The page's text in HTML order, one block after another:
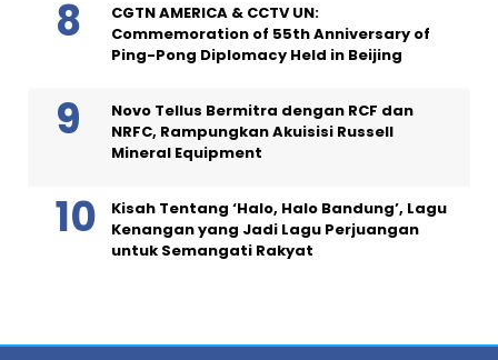
CGTN AMERICA & CCTV UN:
Commemoration of 55th Anniversary of
Ping-Pong Diplomacy Held in Beijing
Novo Tellus Bermitra dengan RCF dan
NRFC, Rampungkan Akuisisi Russell
Mineral Equipment
Kisah Tentang ‘Halo, Halo Bandung’, Lagu
Kenangan yang Jadi Lagu Perjuangan
untuk Semangati Rakyat